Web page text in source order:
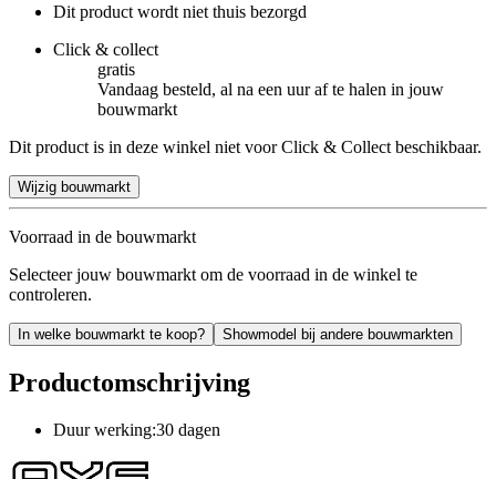
Dit product wordt niet thuis bezorgd
Click & collect
gratis
Vandaag besteld, al na een uur af te halen in jouw
bouwmarkt
Dit product is in deze winkel niet voor Click & Collect beschikbaar.
Wijzig bouwmarkt
Voorraad in de bouwmarkt
Selecteer jouw bouwmarkt om de voorraad in de winkel te
controleren.
In welke bouwmarkt te koop? Showmodel bij andere bouwmarkten
Productomschrijving
Duur werking:30 dagen